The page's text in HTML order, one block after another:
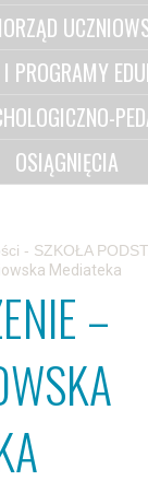
PROGRAMY
OSIĄGNIĘCIA
- SZKOŁA
Mediateka
–